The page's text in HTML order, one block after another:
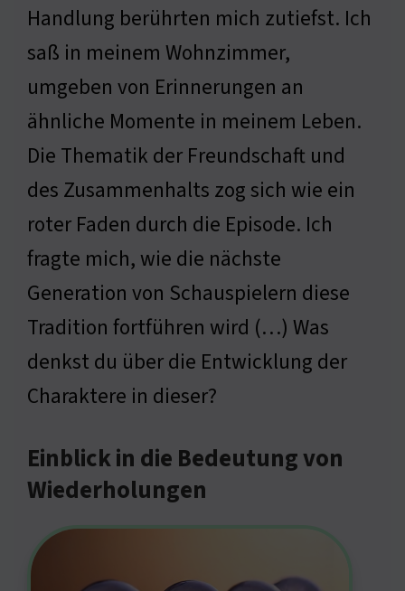
Handlung berührten mich zutiefst. Ich
saß in meinem Wohnzimmer,
umgeben von Erinnerungen an
ähnliche Momente in meinem Leben.
Die Thematik der Freundschaft und
des Zusammenhalts zog sich wie ein
roter Faden durch die Episode. Ich
fragte mich, wie die nächste
Generation von Schauspielern diese
Tradition fortführen wird (…) Was
denkst du über die Entwicklung der
Charaktere in dieser?
Einblick in die Bedeutung von
Wiederholungen